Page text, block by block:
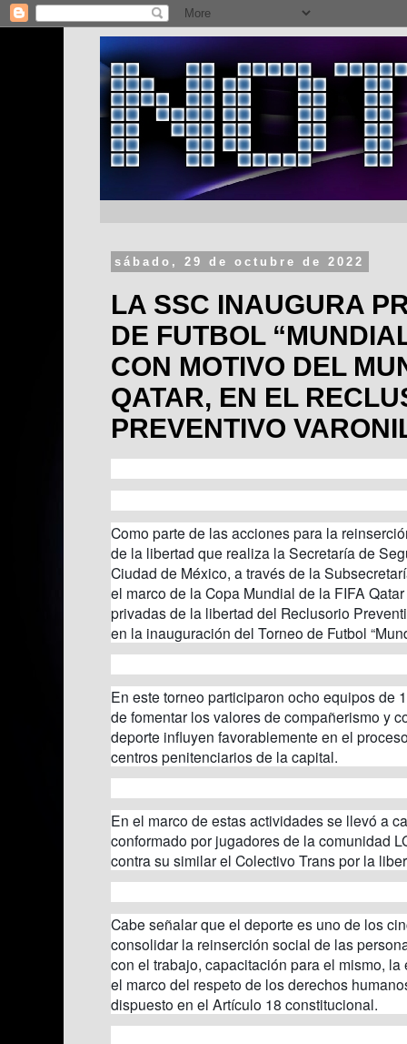
sábado, 29 de octubre de 2022
LA SSC INAUGURA
DE FUTBOL
CON MOTIVO DEL
QATAR, EN EL
PREVENTIVO
Como parte de las acciones para la
de la libertad que realiza la Secretaría de
Ciudad de México, a través de la
el marco de la Copa Mundial de la FIFA
privadas de la libertad del Reclusorio
en la inauguración del Torneo de Futbol
En este torneo participaron ocho equipos de
de fomentar los valores de compañerismo y
deporte influyen favorablemente en el
centros penitenciarios de la capital.
En el marco de estas actividades se llevó a
conformado por jugadores de la comunidad
contra su similar el Colectivo Trans por la
Cabe señalar que el deporte es uno de los
consolidar la reinserción social de las
con el trabajo, capacitación para el mismo,
el marco del respeto de los derechos
dispuesto en el Artículo 18 constitucional.